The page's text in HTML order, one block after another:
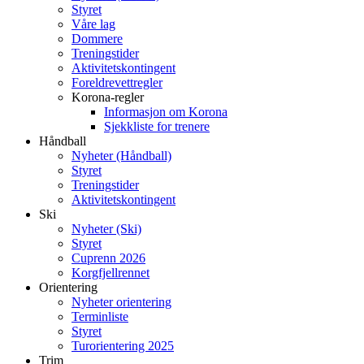
Styret
Våre lag
Dommere
Treningstider
Aktivitetskontingent
Foreldrevettregler
Korona-regler
Informasjon om Korona
Sjekkliste for trenere
Håndball
Nyheter (Håndball)
Styret
Treningstider
Aktivitetskontingent
Ski
Nyheter (Ski)
Styret
Cuprenn 2026
Korgfjellrennet
Orientering
Nyheter orientering
Terminliste
Styret
Turorientering 2025
Trim